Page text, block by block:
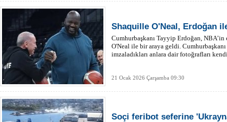
Shaquille O'Neal, Erdoğan
Cumhurbaşkanı Tayyip Erdoğan,
O'Neal ile bir araya geldi.
imzaladıkları anlara dair fotoğrafları
21 Ocak 2026 Çarşamba 09:30
Soçi feribot seferine